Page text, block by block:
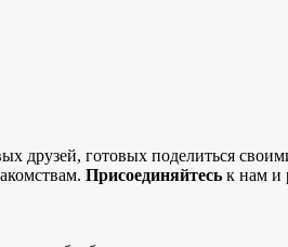
друзей, готовых поделиться
Присоединяйтесь к нам и